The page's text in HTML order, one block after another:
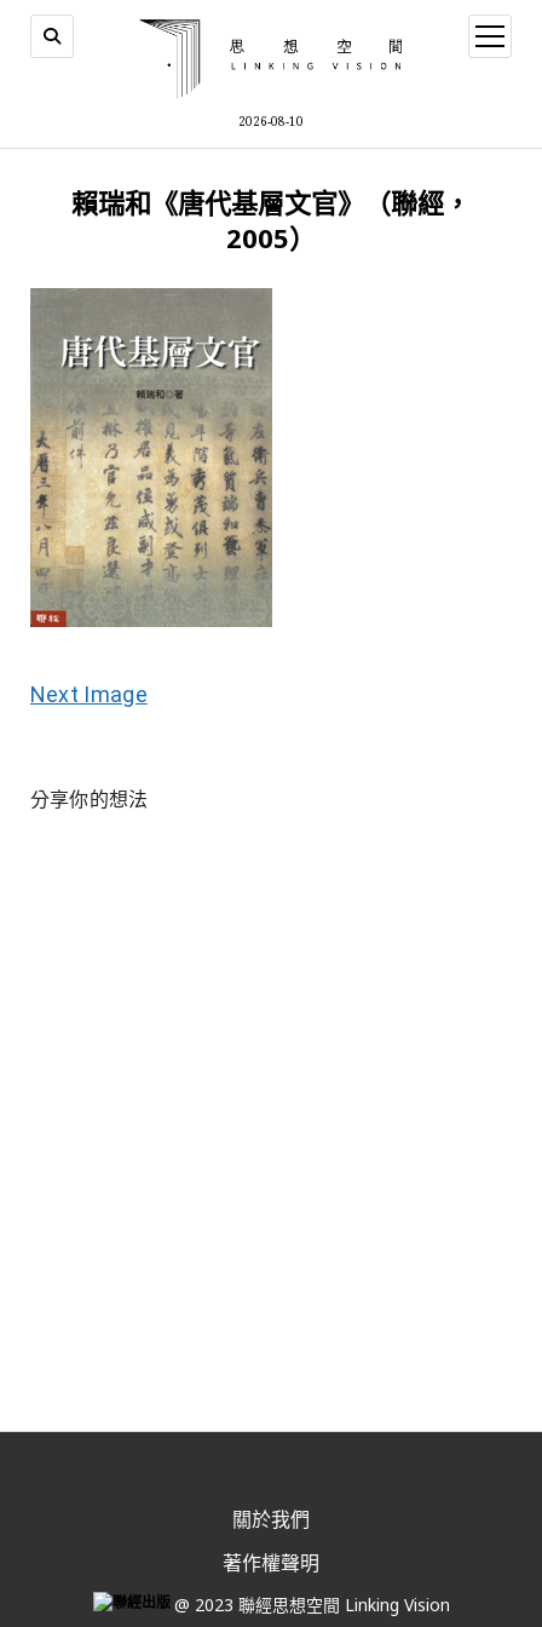
2026-08-10
open
menu
賴瑞和《唐代基層文官》（聯經，
2005）
Next Image
分享你的想法
關於我們
著作權聲明
@ 2023 聯經思想空間 Linking Vision